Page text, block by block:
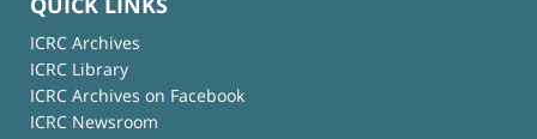
ICRC Archives
ICRC Library
ICRC Archives on Facebook
ICRC Newsroom